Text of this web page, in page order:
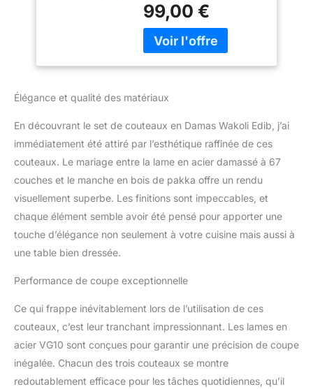
couteaux de cuisine
professionnel comprend
trois modèles essentiels :
couteau Santoku
cm, lame : 12,5 cm) et un
couteau d‘office
(longueur totale : 19 cm,
lame : 8,5 cm). Ce set est
idéal pour toutes les
tâches en cuisine, de la
préparation des légumes
et viandes à la découpe
et les passionnés de
SUPÉRIEUR ET
DURABILITÉ
EXCEPTIONNELLE: Le
noyau VG10 confère à la
lame une dureté de 60±2
HRC et un tranchant
99,00 €
Élégance et qualité des matériaux
En découvrant le set de couteaux en Damas Wakoli Edib, j’ai
immédiatement été attiré par l’esthétique raffinée de ces
couteaux. Le mariage entre la lame en acier damassé à 67
couches et le manche en bois de pakka offre un rendu
visuellement superbe. Les finitions sont impeccables, et
chaque élément semble avoir été pensé pour apporter une
touche d’élégance non seulement à votre cuisine mais aussi à
une table bien dressée.
Performance de coupe exceptionnelle
Ce qui frappe inévitablement lors de l’utilisation de ces
couteaux, c’est leur tranchant impressionnant. Les lames en
acier VG10 sont conçues pour garantir une précision de coupe
inégalée. Chacun des trois couteaux se montre
redoutablement efficace pour les tâches quotidiennes, qu’il